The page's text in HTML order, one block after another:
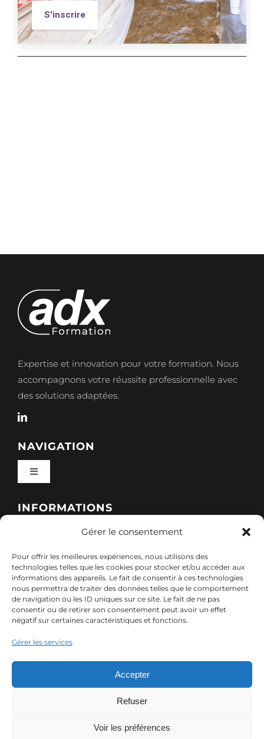
Gérer le consentement
Pour offrir les meilleures expériences, nous utilisons des
technologies telles que les cookies pour stocker et/ou accéder aux
informations des appareils. Le fait de consentir à ces technologies
nous permettra de traiter des données telles que le comportement
de navigation ou les ID uniques sur ce site. Le fait de ne pas
consentir ou de retirer son consentement peut avoir un effet
négatif sur certaines caractéristiques et fonctions.
Gérer les services
Accepter
Refuser
Voir les préférences
S'inscrire
Expertise et innovation pour votre formation. Nous
accompagnons votre réussite professionnelle avec
des solutions adaptées.
NAVIGATION
Toggle
Qui sommes-nous ?
Nos sessions
Ressources
Contact
INFORMATIONS
Politique de cookies (UE)
Mentions légales
Politique de confidentialité des données (RGPD)
CONTACT
7, rue de Marigné-Peuton – 53200 Château-
Gontier
contact@adx-formation.com
© Copyright 2024 ADX Formation | Tous droits réservés